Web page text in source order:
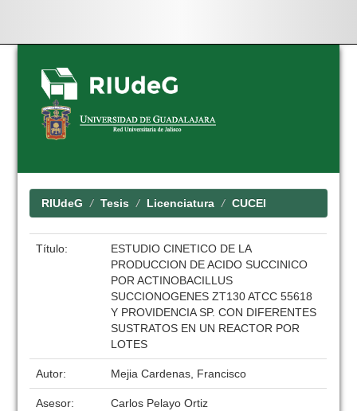
Skip
navigation
RIUdeG Tesis Licenciatura CUCEI
Título:
ESTUDIO CINETICO DE LA
PRODUCCION DE ACIDO SUCCINICO
POR ACTINOBACILLUS
SUCCIONOGENES ZT130 ATCC 55618
Y PROVIDENCIA SP. CON DIFERENTES
SUSTRATOS EN UN REACTOR POR
LOTES
Autor: Mejia Cardenas, Francisco
Asesor: Carlos Pelayo Ortiz